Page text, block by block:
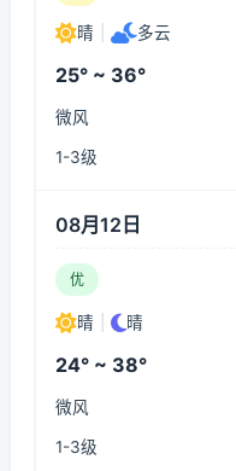
晴 多云
25° ~ 36°
微风
1-3级
08月12日
优
晴 晴
24° ~ 38°
微风
1-3级